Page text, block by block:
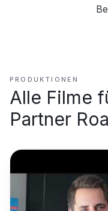
PRODUKTIONEN
Alle Filme
Partner